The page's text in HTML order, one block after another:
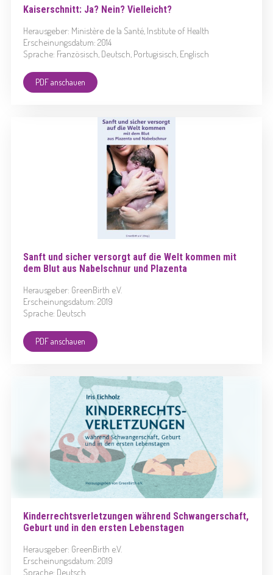
Kaiserschnitt: Ja? Nein? Vielleicht?
Herausgeber: Ministère de la Santé, Institute of Health
Erscheinungsdatum: 2014
Sprache: Französisch, Deutsch, Portugisisch, Englisch
PDF anschauen
Sanft und sicher versorgt auf die Welt kommen mit
dem Blut aus Nabelschnur und Plazenta
Herausgeber: GreenBirth e.V.
Erscheinungsdatum: 2019
Sprache: Deutsch
PDF anschauen
Kinderrechtsverletzungen während Schwangerschaft,
Geburt und in den ersten Lebenstagen
Herausgeber: GreenBirth e.V.
Erscheinungsdatum: 2019
Sprache: Deutsch